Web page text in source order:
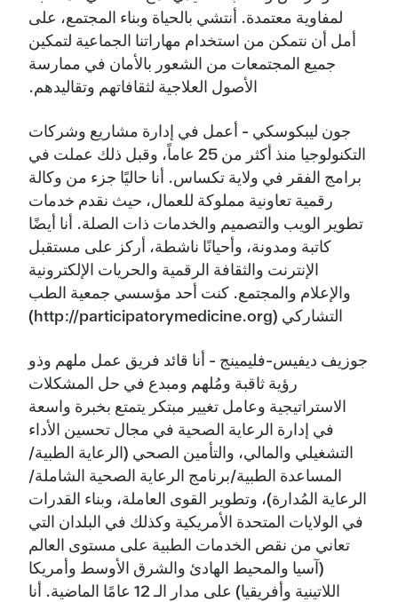
لمفاوية معتمدة. أنتشي بالحياة وبناء المجتمع، على
أمل أن نتمكن من استخدام مهاراتنا الجماعية لتمكين
جميع المجتمعات من الشعور بالأمان في ممارسة
الأصول العلاجية لثقافاتهم وتقاليدهم.
جون ليبكوسكي - أعمل في إدارة مشاريع وشركات
التكنولوجيا منذ أكثر من 25 عاماً، وقبل ذلك عملت في
برامج الفقر في ولاية تكساس. أنا حاليًا جزء من وكالة
رقمية تعاونية مملوكة للعمال، حيث نقدم خدمات
تطوير الويب والتصميم والخدمات ذات الصلة. أنا أيضًا
كاتبة ومدونة، وأحيانًا ناشطة، أركز على مستقبل
الإنترنت والثقافة الرقمية والحريات الإلكترونية
والإعلام والمجتمع. كنت أحد مؤسسي جمعية الطب
التشاركي (http://participatorymedicine.org)
جوزيف ديفيس-فليمينج - أنا قائد فريق عمل ملهم وذو
رؤية ثاقبة ومُلهم ومبدع في حل المشكلات
الاستراتيجية وعامل تغيير مبتكر يتمتع بخبرة واسعة
في إدارة الرعاية الصحية في مجال تحسين الأداء
التشغيلي والمالي، والتأمين الصحي (الرعاية الطبية/
المساعدة الطبية/برنامج الرعاية الصحية الشاملة/
الرعاية المُدارة)، وتطوير القوى العاملة، وبناء القدرات
في الولايات المتحدة الأمريكية وكذلك في البلدان التي
تعاني من نقص الخدمات الطبية على مستوى العالم
(آسيا والمحيط الهادئ والشرق الأوسط وأمريكا
اللاتينية وأفريقيا) على مدار الـ 12 عامًا الماضية. أنا